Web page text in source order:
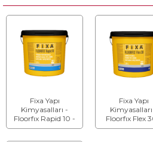
Fixa Yapı
Kimyasalları -
Floorfıx Rapid 10 -
Yüksek
Fixa Yapı
Floorfıx Flex
Akrilik Esaslı